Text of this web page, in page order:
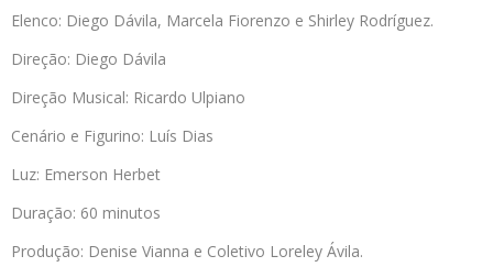
Elenco: Diego Dávila, Marcela Fiorenzo e Shirley Rodríguez.
Direção: Diego Dávila
Direção Musical: Ricardo Ulpiano
Cenário e Figurino: Luís Dias
Luz: Emerson Herbet
Duração: 60 minutos
Produção: Denise Vianna e Coletivo Loreley Ávila.